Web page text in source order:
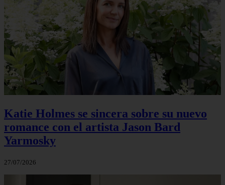
Katie Holmes se sincera sobre su nuevo
romance con el artista Jason Bard
Yarmosky
27/07/2026